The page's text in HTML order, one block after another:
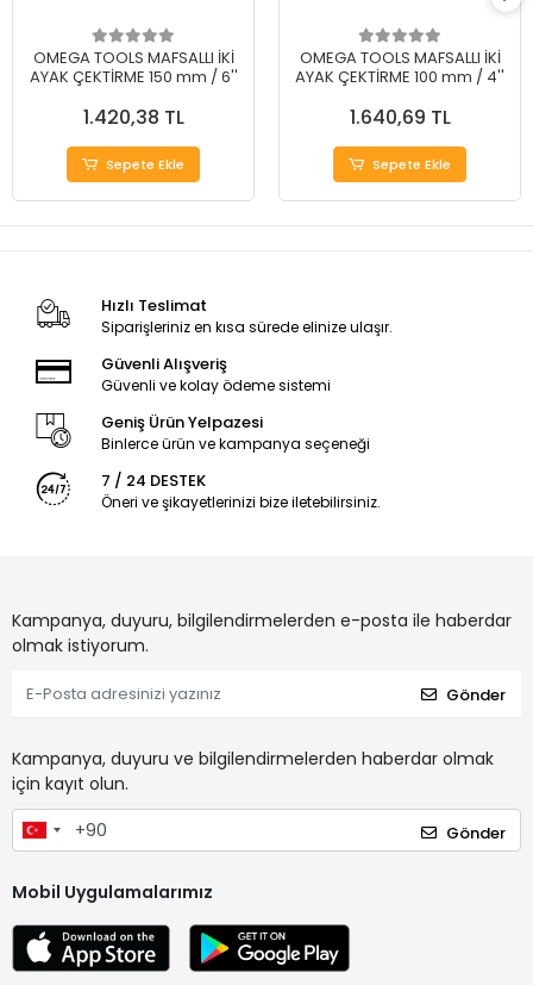
OMEGA TOOLS MAFSALLI İKİ
AYAK ÇEKTİRME 150 mm / 6''
1.420,38 TL
Sepete Ekle
OMEGA TOOLS MAFSALLI İKİ
AYAK ÇEKTİRME 100 mm / 4''
1.640,69 TL
Sepete Ekle
Hızlı Teslimat
Siparişleriniz en kısa sürede elinize ulaşır.
Güvenli Alışveriş
Güvenli ve kolay ödeme sistemi
Geniş Ürün Yelpazesi
Binlerce ürün ve kampanya seçeneği
7 / 24 DESTEK
Öneri ve şikayetlerinizi bize iletebilirsiniz.
Kampanya, duyuru, bilgilendirmelerden e-posta ile haberdar
olmak istiyorum.
Gönder
Kampanya, duyuru ve bilgilendirmelerden haberdar olmak
için kayıt olun.
Gönder
Mobil Uygulamalarımız